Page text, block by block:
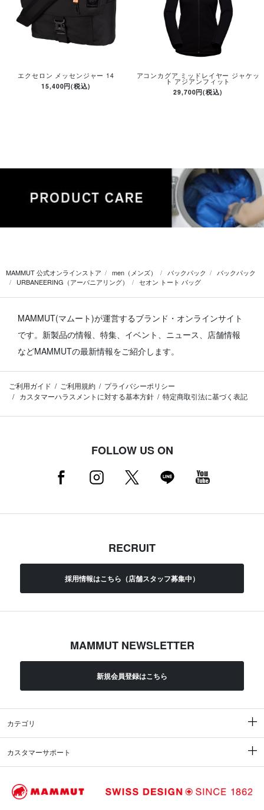
エクセロン メッセンジャー 14
15,400円(税込)
アコンカグア ミッドレイヤー ジャケッ
ト アジアンフィット
29,700円(税込)
MAMMUT 公式オンラインストア men（メンズ） バックパック
バックパック
URBANEERING（アーバニアリング）
セオン トート バッグ
MAMMUT(マムート)が運営するブランド・オンラインサイト
です。 新製品の情報、特集、イベント、ニュース、店舗情報
などMAMMUTの最新情報をご紹介します。
ご利用ガイド ご利用規約
プライバシーポリシー
カスタマーハラスメントに対する基本方針
特定商取引法に基づく表記
FOLLOW US ON
RECRUIT
採用情報はこちら（店舗スタッフ募集中）
MAMMUT NEWSLETTER
新規会員登録はこちら
カテゴリ
カスタマーサポート